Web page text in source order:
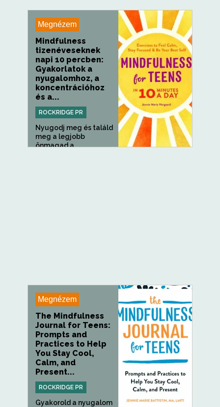
Megnézem
Mindfulness
tizenéveseknek
napi 10 percben:
Gyakorlatok a
nyugalomhoz, a
koncentrációhoz
és a...
ROCKRIDGE PR
Nyugodj meg és találd
meg a legjobb
önmagad a...
Megnézem
The Mindfulness
Journal for Teens:
Prompts and
Practices to Help
You Stay Cool,
Calm, and
Present...
ROCKRIDGE PR
Gyakorold a nyugalom